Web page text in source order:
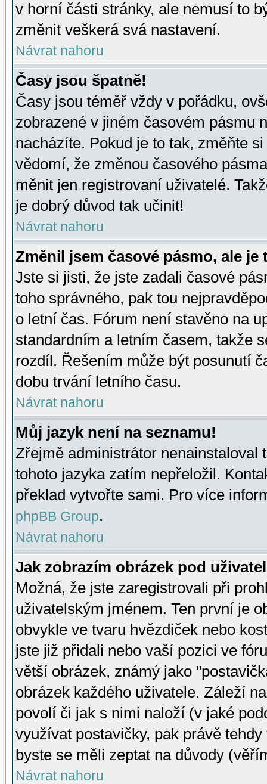
v horní části stránky, ale nemusí to
změnit veškerá svá nastavení.
Návrat nahoru
Časy jsou špatně!
Časy jsou téměř vždy v pořádku,
zobrazené v jiném časovém pásmu
nacházíte. Pokud je to tak, změňte
vědomí, že změnou časového
měnit jen registrovaní uživatelé.
je dobrý důvod tak učinit!
Návrat nahoru
Změnil jsem časové pásmo, ale je
Jste si jisti, že jste zadali časové
toho správného, pak tou
o letní čas. Fórum není stavěno na
standardním a letním časem, takže
rozdíl. Řešením může být posunutí
dobu trvání letního času.
Návrat nahoru
Můj jazyk není na seznamu!
Zřejmě administrátor nenainstaloval
tohoto jazyka zatím nepřeložil.
překlad vytvořte sami. Pro více
phpBB Group.
Návrat nahoru
Jak zobrazím obrázek pod
Možná, že jste zaregistrovali při
uživatelským jménem. Ten první je
obvykle ve tvaru hvězdiček nebo
jste již přidali nebo vaší pozici ve
větší obrázek, známý jako
obrázek každého uživatele. Záleží
povolí či jak s nimi naloží (v jaké
využívat postavičky, pak právě
byste se měli zeptat na důvody
Návrat nahoru